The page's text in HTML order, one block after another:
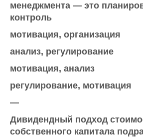
менеджмента — это
контроль
мотивация, организация
анализ, регулирование
мотивация, анализ
регулирование, мотивация
—
Дивидендный подход
собственного капитала